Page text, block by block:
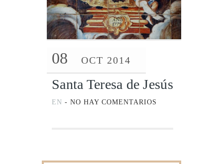
08 OCT 2014
Santa Teresa de Jesús
EN - NO HAY COMENTARIOS